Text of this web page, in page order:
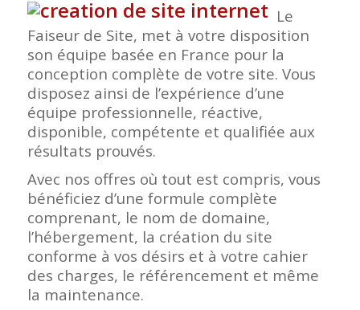
Le
Faiseur de Site, met à votre disposition
son équipe basée en France pour la
conception complète de votre site. Vous
disposez ainsi de l’expérience d’une
équipe professionnelle, réactive,
disponible, compétente et qualifiée aux
résultats prouvés.
Avec nos offres où tout est compris, vous
bénéficiez d’une formule complète
comprenant, le nom de domaine,
l’hébergement, la création du site
conforme à vos désirs et à votre cahier
des charges, le référencement et même
la maintenance.